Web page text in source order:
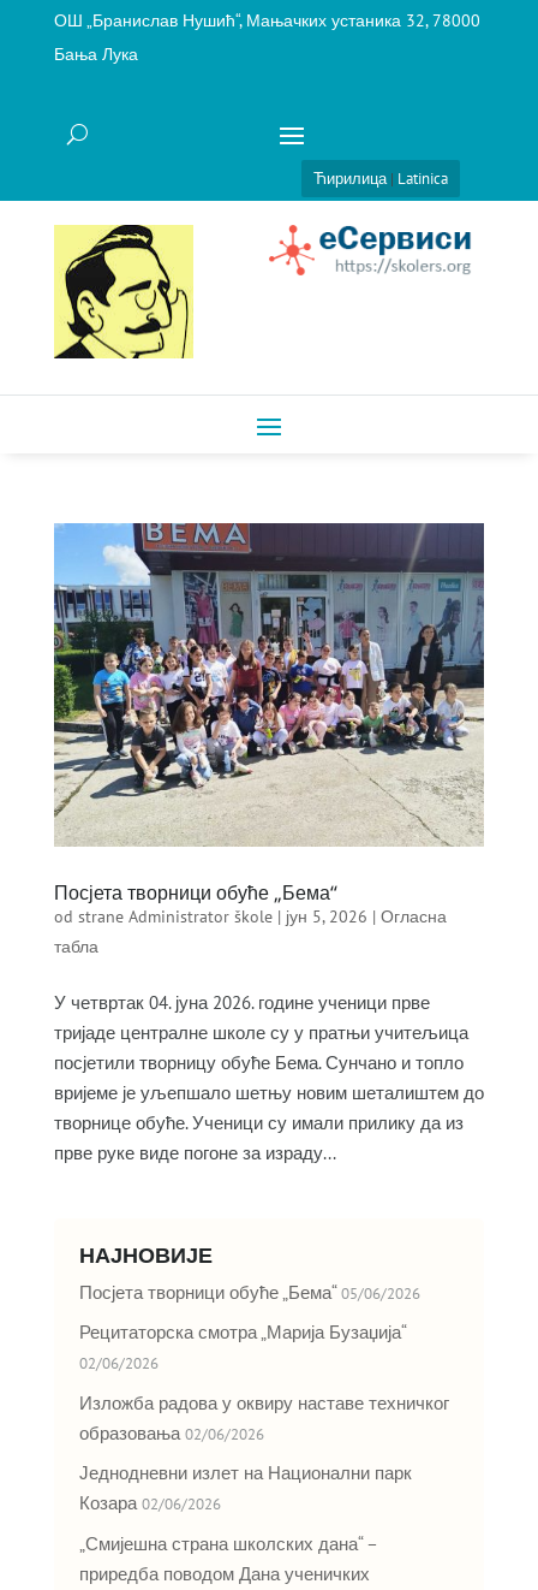
ОШ „Бранислав Нушић“, Мањачких устаника 32, 78000
Бања Лука
Ћирилица| Latinica
Посјета творници обуће „Бема“
od strane Administrator škole| јун 5, 2026 | Огласна
табла
У четвртак 04. јуна 2026. године ученици прве
тријаде централне школе су у пратњи учитељица
посјетили творницу обуће Бема. Сунчано и топло
вријеме је уљепшало шетњу новим шеталиштем до
творнице обуће. Ученици су имали прилику да из
прве руке виде погоне за израду...
НАЈНОВИЈЕ
Посјета творници обуће „Бема“ 05/06/2026
Рецитаторска смотра „Марија Бузаџија“
02/06/2026
Изложба радова у оквиру наставе техничког
образовања 02/06/2026
Једнодневни излет на Национални парк
Козара 02/06/2026
„Смијешна страна школских дана“ –
приредба поводом Дана ученичких